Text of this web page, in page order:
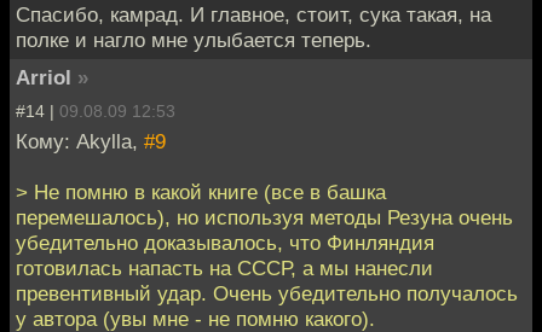
Спасибо, камрад. И главное, стоит, сука такая, на
полке и нагло мне улыбается теперь.
Arriol »
#14 | 09.08.09 12:53
Кому: Akylla, #9
> Не помню в какой книге (все в башка
перемешалось), но используя методы Резуна очень
убедительно доказывалось, что Финляндия
готовилась напасть на СССР, а мы нанесли
превентивный удар. Очень убедительно получалось
у автора (увы мне - не помню какого).